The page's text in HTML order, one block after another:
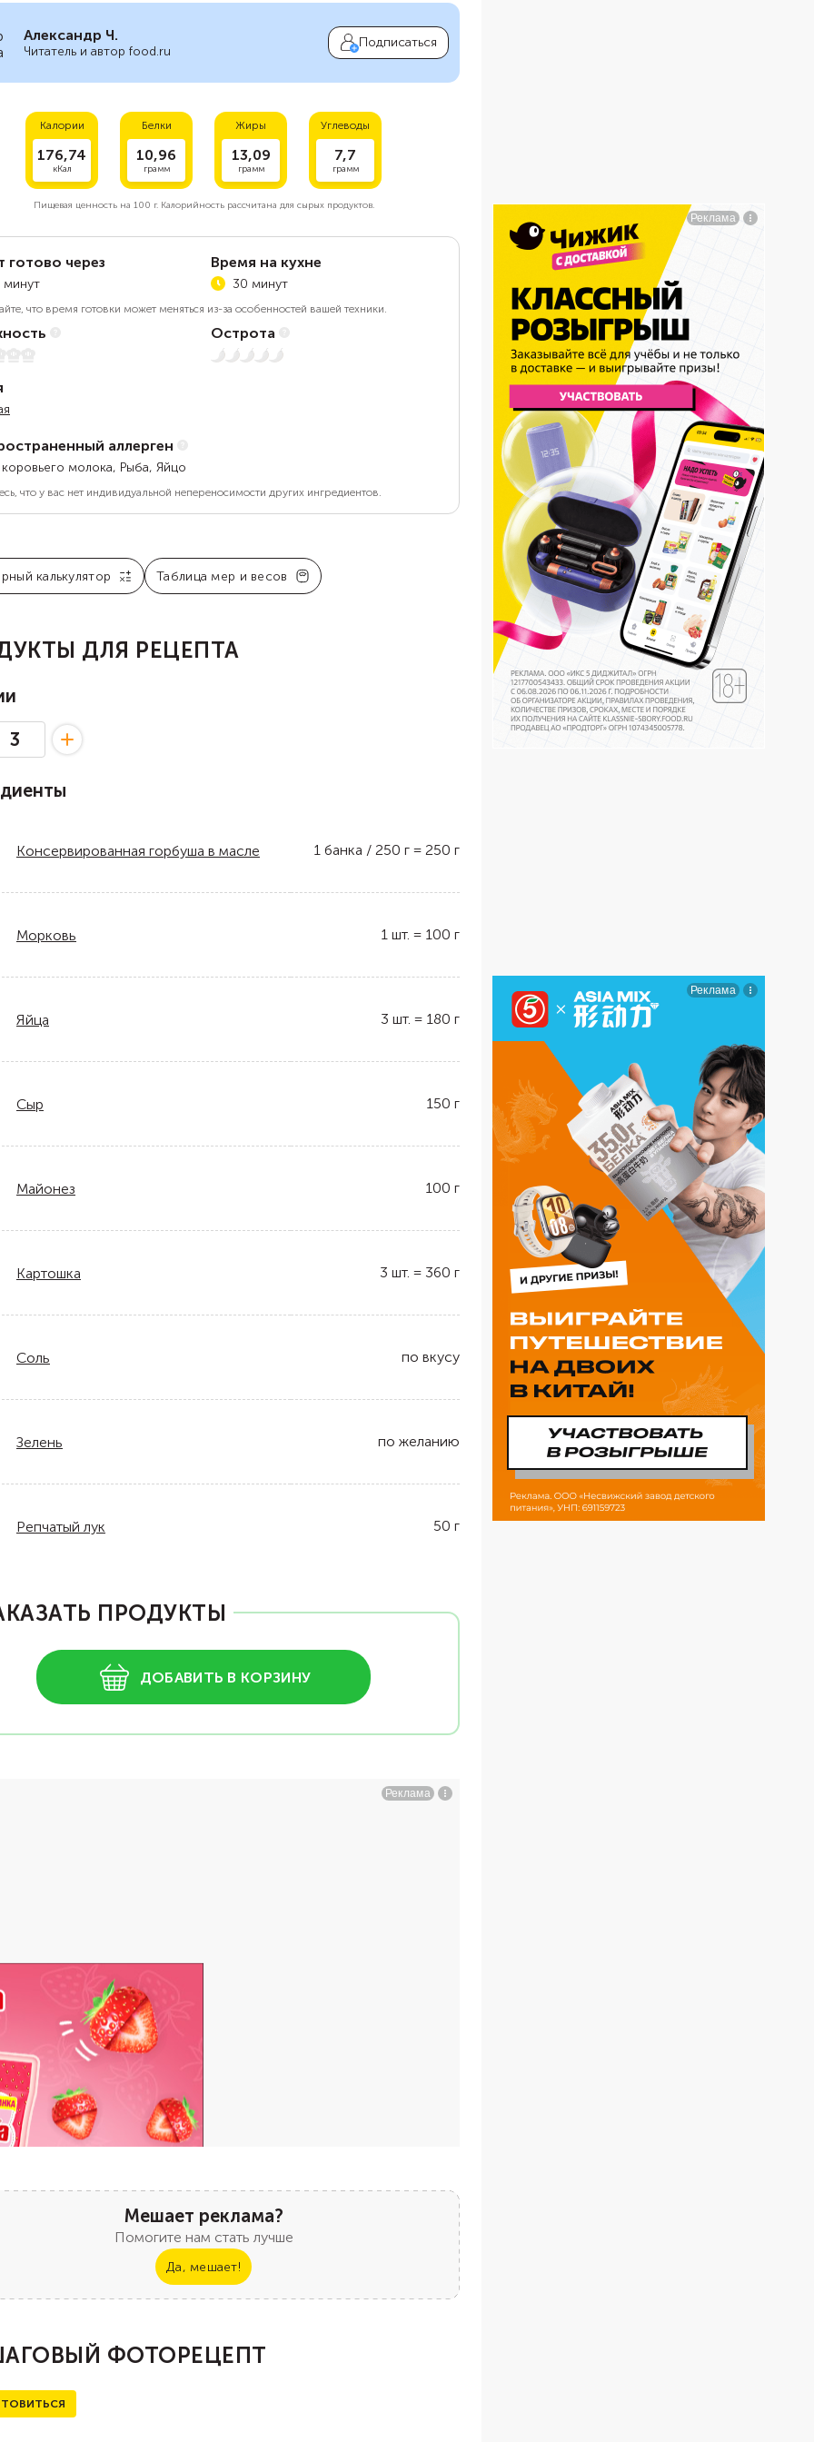
Александр Ч.
Читатель и автор food.ru
Подписаться
Калории
176,74
кКал
Белки
10,96
грамм
Жиры
13,09
грамм
Углеводы
7,7
грамм
Пищевая ценность на 100 г.Калорийность рассчитана для сырых продуктов.
готово через
минут
Время на кухне
30 минут
что время готовки может меняться из-за особенностей вашей техники.
Острота
Нет остроты
аллерген
молока, Рыба, Яйцо
что у вас нет индивидуальной непереносимости других ингредиентов.
калькулятор Таблица мер и весов
ДЛЯ РЕЦЕПТА
Консервированная горбуша в масле 1 банка / 250 г = 250 г
Морковь 1 шт. = 100 г
Яйца 3 шт. = 180 г
Сыр 150 г
Майонез 100 г
Картошка 3 шт. = 360 г
Соль по вкусу
Зелень по желанию
Репчатый лук 50 г
ПРОДУКТЫ
ДОБАВИТЬ В КОРЗИНУ
Мешает реклама?
Помогите нам стать лучше
Да, мешает!
ФОТОРЕЦЕПТ